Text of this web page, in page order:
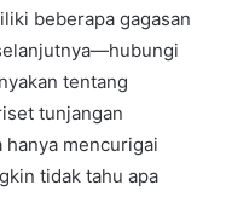
beberapa gagasan
tentang
tunjangan
hanya mencurigai
tidak tahu apa